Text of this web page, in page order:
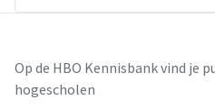
Op de HBO Kennisbank vind je
hogescholen